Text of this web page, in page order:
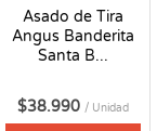
Asado de Tira
Angus Banderita
Santa B...
$38.990 / Unidad